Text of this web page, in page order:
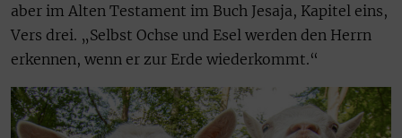
aber im Alten Testament im Buch Jesaja, Kapitel eins,
Vers drei. „Selbst Ochse und Esel werden den Herrn
erkennen, wenn er zur Erde wiederkommt.“